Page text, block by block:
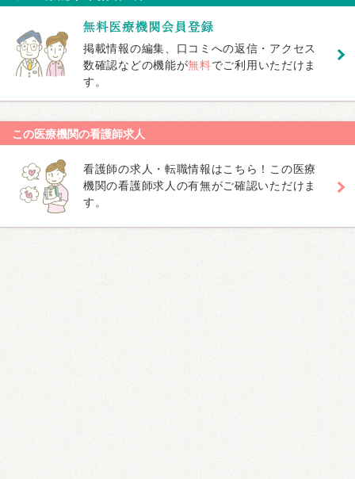
掲載情報の編集、口コミへの返信・アクセス
数確認などの機能が無料でご利用いただけま
す。
この医療機関の看護師求人
看護師の求人・転職情報はこちら！この医療
機関の看護師求人の有無がご確認いただけま
す。